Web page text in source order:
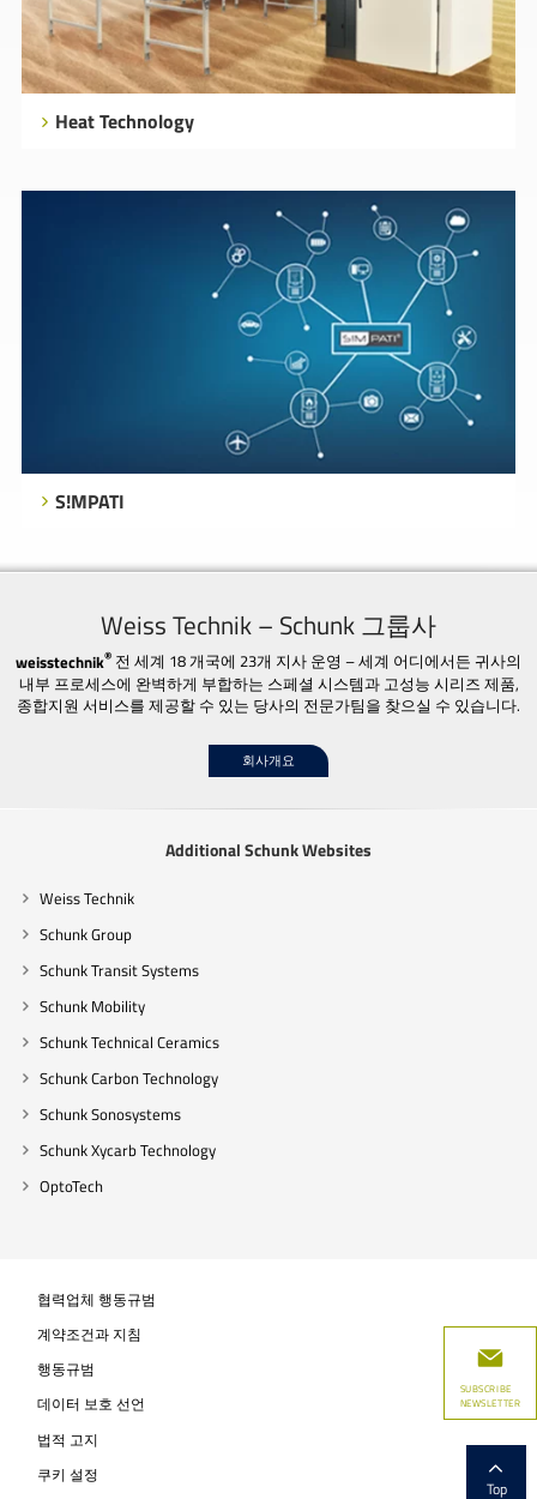
Heat Technology
S!MPATI
SUBSCRIBE
NEWSLETTER
Weiss Technik – Schunk 그룹사
weisstechnik® 전 세계 18 개국에 23개 지사 운영 – 세계 어디에서든 귀사의
내부 프로세스에 완벽하게 부합하는 스페셜 시스템과 고성능 시리즈 제품,
종합지원 서비스를 제공할 수 있는 당사의 전문가팀을 찾으실 수 있습니다.
회사개요
Additional Schunk Websites
Weiss Technik
Schunk Group
Schunk Transit Systems
Schunk Mobility
Schunk Technical Ceramics
Schunk Carbon Technology
Schunk Sonosystems
Schunk Xycarb Technology
OptoTech
협력업체 행동규범
계약조건과 지침
행동규범
데이터 보호 선언
법적 고지
쿠키 설정
Top